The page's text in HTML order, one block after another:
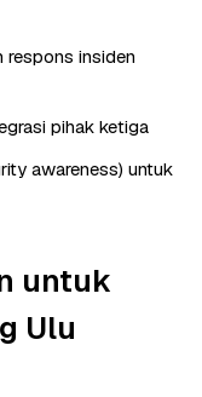
respons insiden
pihak ketiga
awareness) untuk
untuk
Ulu